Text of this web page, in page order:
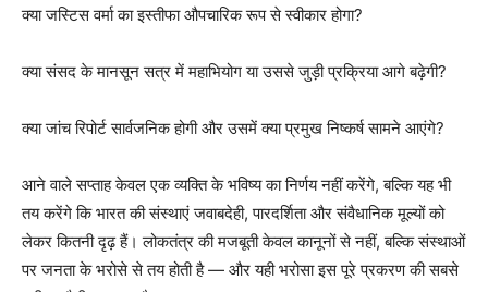
क्या जस्टिस वर्मा का इस्तीफा औपचारिक रूप से स्वीकार होगा?
क्या संसद के मानसून सत्र में महाभियोग या उससे जुड़ी प्रक्रिया आगे बढ़ेगी?
क्या जांच रिपोर्ट सार्वजनिक होगी और उसमें क्या प्रमुख निष्कर्ष सामने आएंगे?
आने वाले सप्ताह केवल एक व्यक्ति के भविष्य का निर्णय नहीं करेंगे, बल्कि यह भी
तय करेंगे कि भारत की संस्थाएं जवाबदेही, पारदर्शिता और संवैधानिक मूल्यों को
लेकर कितनी दृढ़ हैं। लोकतंत्र की मजबूती केवल कानूनों से नहीं, बल्कि संस्थाओं
पर जनता के भरोसे से तय होती है — और यही भरोसा इस पूरे प्रकरण की सबसे